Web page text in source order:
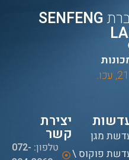
SENFENG
מגן
פוקוס \
יצירת
קשר
טלפון: 072-